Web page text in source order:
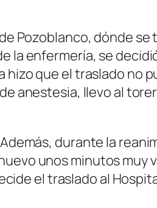
Pozoblanco, dónde
la enfermería, se
que el traslado no
anestesia, llevo al
durante la
unos minutos muy
el traslado al